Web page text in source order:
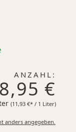
ANZAHL:
8,95 €
(11,93 €* / 1 Liter)11,93
anders angegeben.